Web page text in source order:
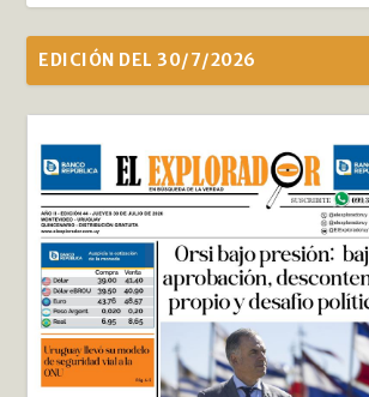
EDICIÓN DEL 30/7/2026